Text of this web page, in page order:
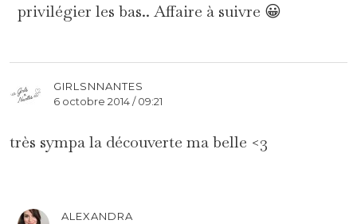
privilégier les bas.. Affaire à suivre 😀
GIRLSNNANTES
6 octobre 2014 / 09:21
très sympa la découverte ma belle <3
ALEXANDRA